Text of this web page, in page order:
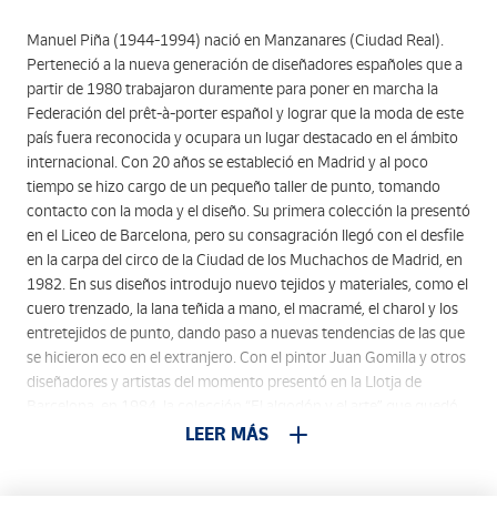
Manuel Piña (1944-1994) nació en Manzanares (Ciudad Real).
Perteneció a la nueva generación de diseñadores españoles que a
partir de 1980 trabajaron duramente para poner en marcha la
Federación del prêt-à-porter español y lograr que la moda de este
país fuera reconocida y ocupara un lugar destacado en el ámbito
internacional. Con 20 años se estableció en Madrid y al poco
tiempo se hizo cargo de un pequeño taller de punto, tomando
contacto con la moda y el diseño. Su primera colección la presentó
en el Liceo de Barcelona, pero su consagración llegó con el desfile
en la carpa del circo de la Ciudad de los Muchachos de Madrid, en
1982. En sus diseños introdujo nuevo tejidos y materiales, como el
cuero trenzado, la lana teñida a mano, el macramé, el charol y los
entretejidos de punto, dando paso a nuevas tendencias de las que
se hicieron eco en el extranjero. Con el pintor Juan Gomilla y otros
diseñadores y artistas del momento presentó en la Llotja de
recogida en los anales de la moda española. Se confesaba un
LEER MÁS